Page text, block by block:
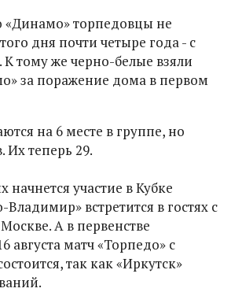
«Динамо» торпедовцы не
дня почти четыре года - с
К тому же черно-белые взяли
за поражение дома в первом
на 6 месте в группе, но
Их теперь 29.
начнется участие в Кубке
встретится в гостях с
А в первенстве
августа матч «Торпедо» с
так как «Иркутск»